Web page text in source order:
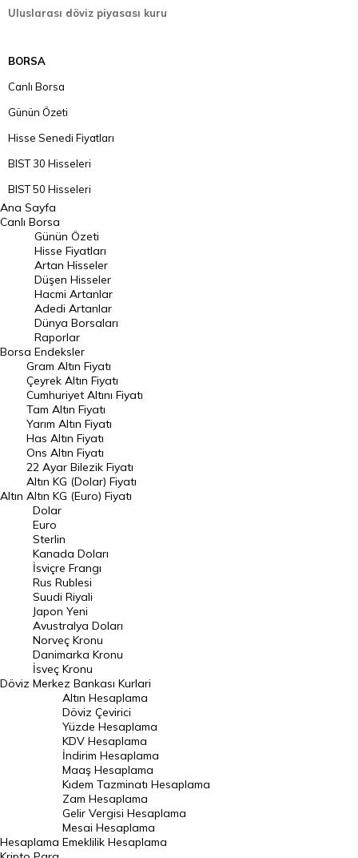
Uluslarası döviz piyasası kuru
BORSA
Canlı Borsa
Günün Özeti
Hisse Senedi Fiyatları
BIST 30 Hisseleri
BIST 50 Hisseleri
BIST 100 Hisseleri
En Çok Artan Hisseler
En Çok Düşen Hisseler
Hacmi Artanlar
Geçmiş Kapanışlar
Dünya Borsaları
Raporlar
Endeksler
DÖVİZ
Döviz Kuru
Dolar Kuru
Euro Kuru
Pound Kuru
Frank Kuru
Riyal Kuru
Avustralya Doları
Danimarka Kronu Kuru
Kanada Doları Kuru
Norveç Kronu Kuru
İsveç Kronu Kuru
Japon Yeni Kuru
Serbest Piyasa Döviz Kurları
Merkez Bankası Döviz Kurları
Altın Fiyatları
Ana Sayfa
Canlı Borsa
Borsa
Günün Özeti
Hisse Fiyatları
Artan Hisseler
Düşen Hisseler
Hacmi Artanlar
Adedi Artanlar
Dünya Borsaları
Raporlar
Endeksler
Altın
Gram Altın Fiyatı
Çeyrek Altın Fiyatı
Cumhuriyet Altını Fiyatı
Tam Altın Fiyatı
Yarım Altın Fiyatı
Has Altın Fiyatı
Ons Altın Fiyatı
22 Ayar Bilezik Fiyatı
Altın KG (Dolar) Fiyatı
Altın KG (Euro) Fiyatı
Döviz
Dolar
Euro
Sterlin
Kanada Doları
İsviçre Frangı
Rus Rublesi
Suudi Riyali
Japon Yeni
Avustralya Doları
Norveç Kronu
Danimarka Kronu
İsveç Kronu
Merkez Bankası Kurlari
Hesaplama
Altın Hesaplama
Döviz Çevirici
Yüzde Hesaplama
KDV Hesaplama
İndirim Hesaplama
Maaş Hesaplama
Kıdem Tazminatı Hesaplama
Zam Hesaplama
Gelir Vergisi Hesaplama
Mesai Hesaplama
Emeklilik Hesaplama